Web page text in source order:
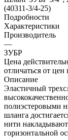
(40311-3/4-25)
Подробности
Характеристики
Производитель
—
ЗУБР
Цена
отличаться от
Описание
Эластичный
полиэстеровыми
шланга
нити
горизонтальной